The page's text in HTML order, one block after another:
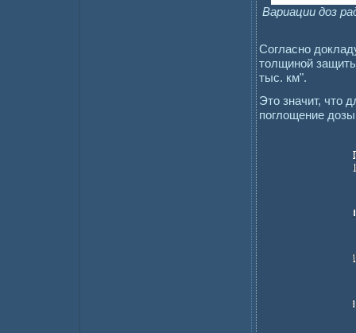
Вариации доз
Согласно
толщиной
тыс. км".
Это значит, что
поглощение